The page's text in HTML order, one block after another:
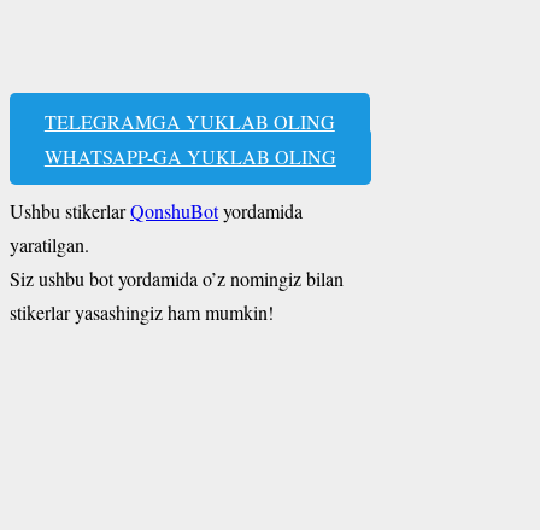
TELEGRAMGA YUKLAB OLING
WHATSAPP-GA YUKLAB OLING
Ushbu stikerlarQonshuBotyordamida
yaratilgan.
Siz ushbu bot yordamida o’z nomingiz bilan
stikerlar yasashingiz ham mumkin!